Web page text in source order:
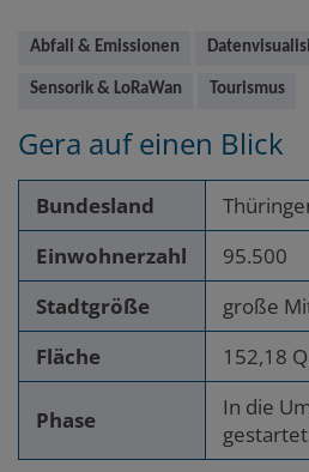
Main
Abfall & Emissionen
Sensorik & LoRaWan Tourismus
Gera auf einen Blick
Bundesland
Einwohnerzahl
95.500
Stadtgröße
große
Fläche
152,18
Phase
In die
gestartet